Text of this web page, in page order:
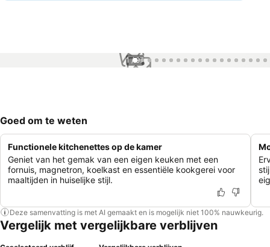
1 / 97
Goed om te weten
Functionele kitchenettes op de kamer
Geniet van het gemak van een eigen keuken met een
fornuis, magnetron, koelkast en essentiële kookgerei voor
maaltijden in huiselijke stijl.
Deze samenvatting is met AI gemaakt en is mogelijk niet 100% nauwkeurig.
Vergelijk met vergelijkbare verblijven